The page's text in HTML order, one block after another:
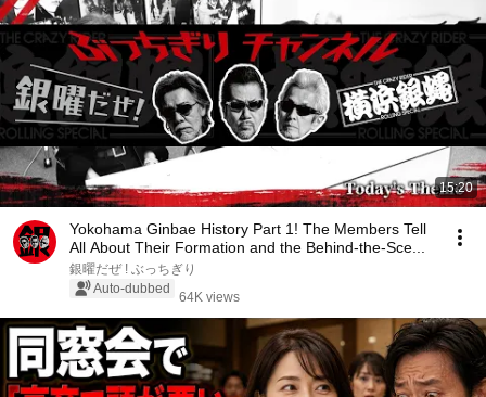
15:20
Yokohama Ginbae History Part 1! The Members Tell
All About Their Formation and the Behind-the-Sce...
銀曜だぜ ! ぶっちぎり
Auto-dubbed
64K views